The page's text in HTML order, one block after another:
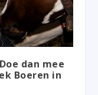
dan mee
Boeren in